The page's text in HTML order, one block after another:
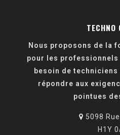
TECHNO
Nous proposons de la
pour les
besoin de
répondre aux
pointues
5098
H1Y